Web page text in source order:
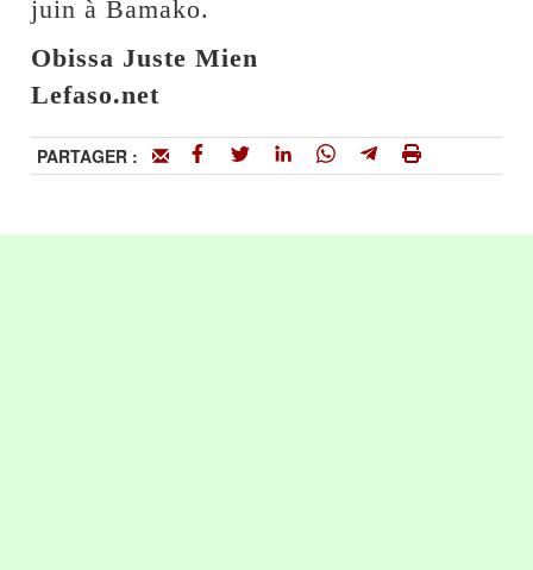
juin à Bamako.
Obissa Juste Mien
Lefaso.net
PARTAGER :